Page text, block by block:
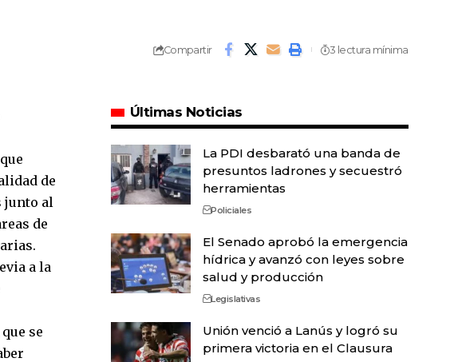
Compartir 3 lectura mínima
de
junto al
de
a la
se
Últimas Noticias
La PDI desbarató una banda de
presuntos ladrones y secuestró
herramientas
Policiales
El Senado aprobó la emergencia
hídrica y avanzó con leyes sobre
salud y producción
Legislativas
Unión venció a Lanús y logró su
primera victoria en el Clausura